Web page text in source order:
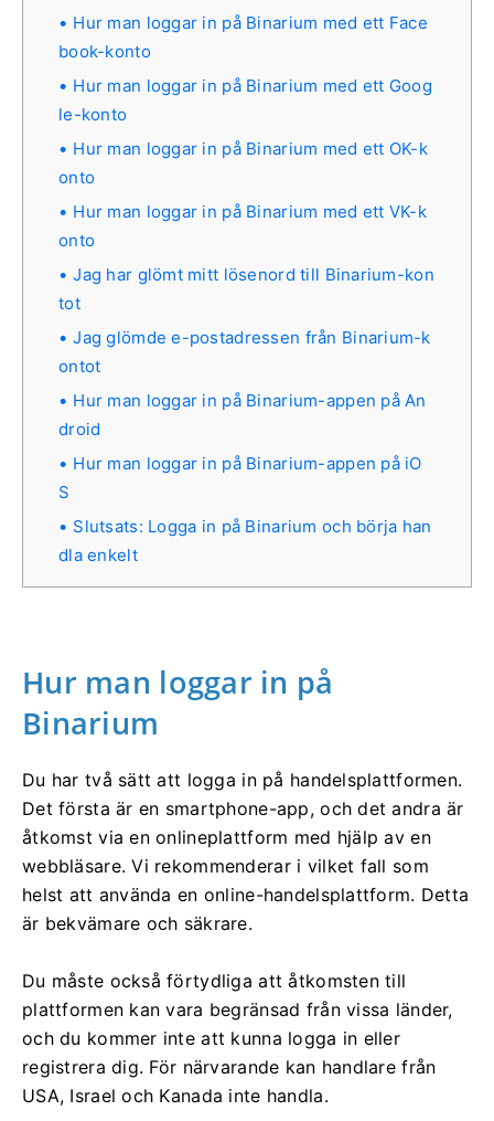
Hur man loggar in på Binarium med ett Face
book-konto
Hur man loggar in på Binarium med ett Goog
le-konto
Hur man loggar in på Binarium med ett OK-k
onto
Hur man loggar in på Binarium med ett VK-k
onto
Jag har glömt mitt lösenord till Binarium-kon
tot
Jag glömde e-postadressen från Binarium-k
ontot
Hur man loggar in på Binarium-appen på An
droid
Hur man loggar in på Binarium-appen på iO
S
Slutsats: Logga in på Binarium och börja han
dla enkelt
Hur man loggar in på
Binarium
Du har två sätt att logga in på handelsplattformen.
Det första är en smartphone-app, och det andra är
åtkomst via en onlineplattform med hjälp av en
webbläsare. Vi rekommenderar i vilket fall som
helst att använda en online-handelsplattform. Detta
är bekvämare och säkrare.
Du måste också förtydliga att åtkomsten till
plattformen kan vara begränsad från vissa länder,
och du kommer inte att kunna logga in eller
registrera dig. För närvarande kan handlare från
USA, Israel och Kanada inte handla.